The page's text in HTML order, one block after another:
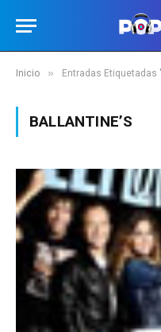
Inicio » Entradas Etiquetadas
BALLANTINE’S